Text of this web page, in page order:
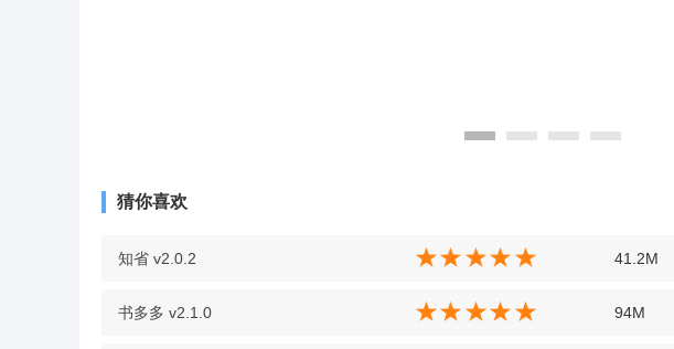
猜你喜欢
知省 v2.0.2 41.2M
书多多 v2.1.0 94M